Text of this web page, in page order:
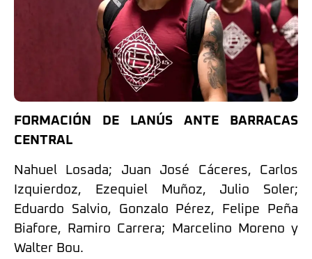
FORMACIÓN DE LANÚS ANTE BARRACAS
CENTRAL
Nahuel Losada; Juan José Cáceres, Carlos
Izquierdoz, Ezequiel Muñoz, Julio Soler;
Eduardo Salvio, Gonzalo Pérez, Felipe Peña
Biafore, Ramiro Carrera; Marcelino Moreno y
Walter Bou.